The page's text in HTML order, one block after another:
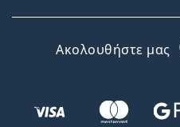
Ακολουθήστε μας